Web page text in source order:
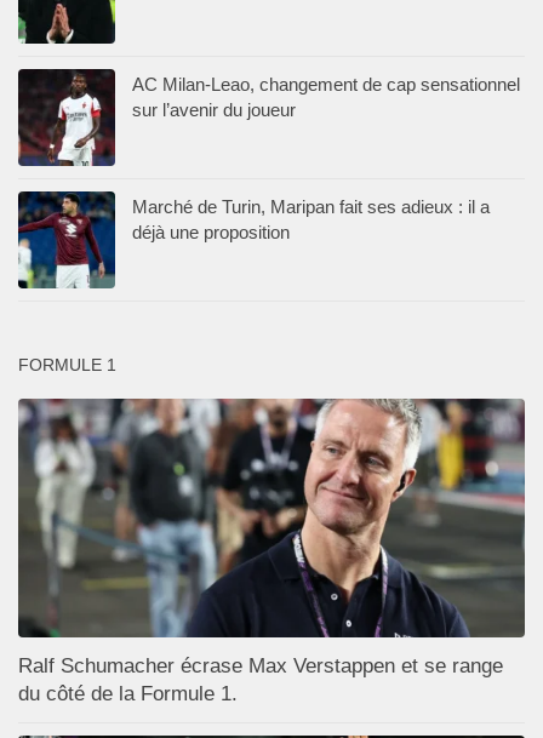
AC Milan-Leao, changement de cap sensationnel
sur l’avenir du joueur
Marché de Turin, Maripan fait ses adieux : il a
déjà une proposition
FORMULE 1
Ralf Schumacher écrase Max Verstappen et se range
du côté de la Formule 1.